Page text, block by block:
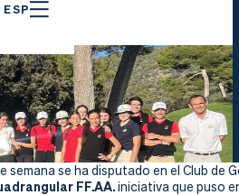
ESP
semana se ha disputado en el Club de
FF.AA.iniciativa que puso